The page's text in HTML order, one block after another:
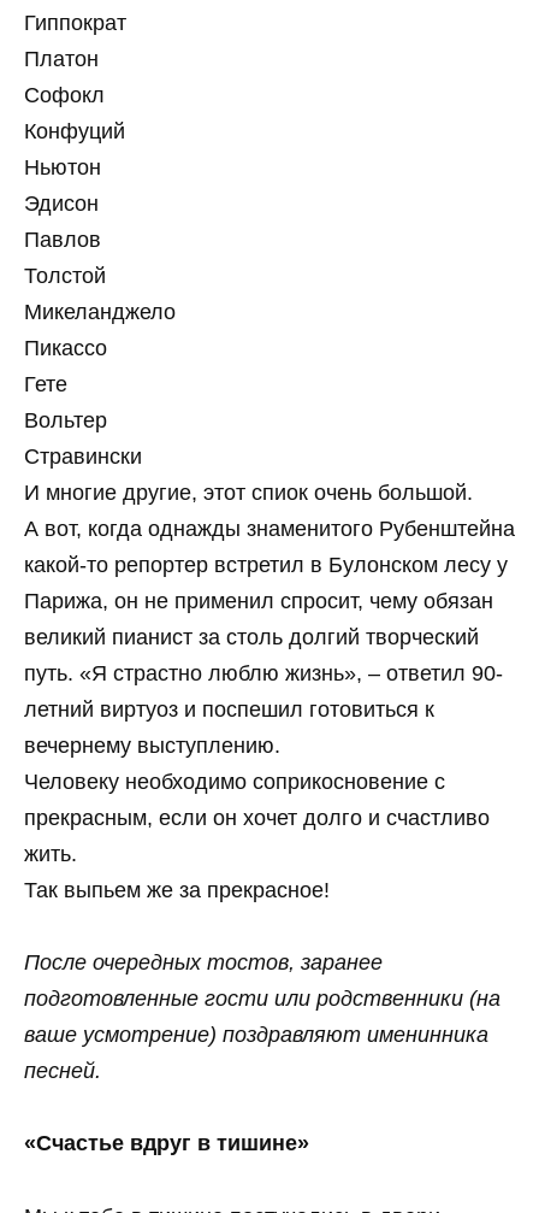
Гиппократ
Платон
Софокл
Конфуций
Ньютон
Эдисон
Павлов
Толстой
Микеланджело
Пикассо
Гете
Вольтер
Стравински
И многие другие, этот спиок очень большой.
А вот, когда однажды знаменитого Рубенштейна
какой-то репортер встретил в Булонском лесу у
Парижа, он не применил спросит, чему обязан
великий пианист за столь долгий творческий
путь. «Я страстно люблю жизнь», – ответил 90-
летний виртуоз и поспешил готовиться к
вечернему выступлению.
Человеку необходимо соприкосновение с
прекрасным, если он хочет долго и счастливо
жить.
Так выпьем же за прекрасное!
После очередных тостов, заранее
подготовленные гости или родственники (на
ваше усмотрение) поздравляют именинника
песней.
«Счастье вдруг в тишине»